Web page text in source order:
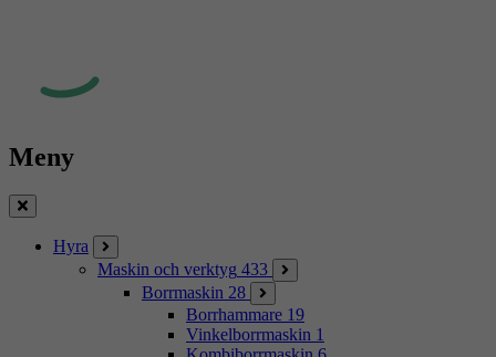
Meny
Stäng
Hyra
Maskin och verktyg 433
Borrmaskin 28
Borrhammare 19
Vinkelborrmaskin 1